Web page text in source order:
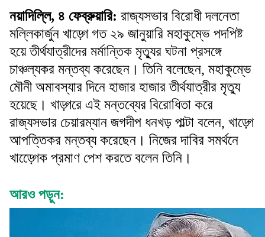
নয়াদিল্লি, ৪ ফেব্রুয়ারি: রাজ্যসভার বিরোধী দলনেতা
মল্লিকার্জুন খাড়্গে গত ২৯ জানুয়ারি মহাকুম্ভে পদপিষ্ট
হয়ে তীর্থযাত্রীদের মর্মান্তিক মৃত্যুর ঘটনা প্রসঙ্গে
চাঞ্চল্যকর মন্তব্য করেছেন। তিনি বলেছেন, মহাকুম্ভে
মৌনী অমাবস্যার দিনে হাজার হাজার তীর্থযাত্রীর মৃত্যু
হয়েছে। খাড়্গরে এই মন্তব্যের বিরোধিতা করে
রাজ্যসভার চেয়ারম্যান জগদীপ ধনখড় পাল্টা বলেন, খাড়্গে
আপত্তিকর মন্তব্য করেছেন। নিজের দাবির সমর্থনে
খাড়্গেেক প্রমাণ পেশ করতে বলেন তিনি।
আরও পড়ুন: